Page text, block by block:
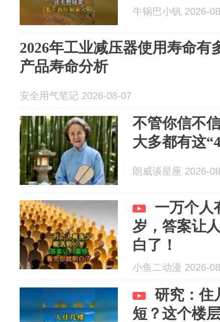
牛锅巴小钒 2026-
2026年工业减压器使用寿命有
产品寿命分析
安全用气笔记 2026-08-07
不管你信不
大多都有这
朗威谈星座 2026-
一万个人
岁，答案让
白了！
小鱼二动漫 2026-
研究：住
短？这个楼